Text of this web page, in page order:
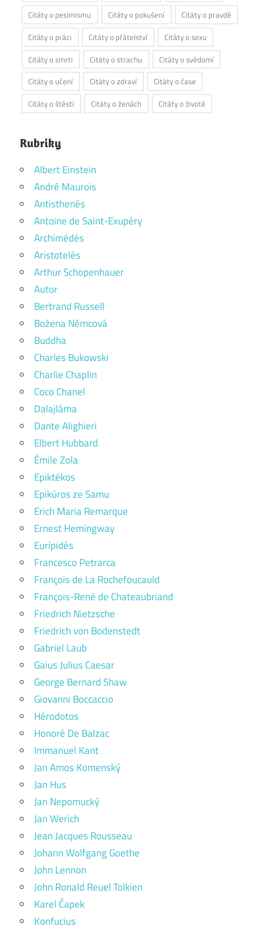
Citáty o pesimismu Citáty o pokušení
Citáty o pravdě
Citáty o práci
Citáty o přátelství
Citáty o sexu
Citáty o smrti
Citáty o strachu
Citáty o svědomí
Citáty o učení
Citáty o zdraví
Citáty o čase
Citáty o štěstí
Citáty o ženách Citáty o životě
Rubriky
Albert Einstein
André Maurois
Antisthenés
Antoine de Saint-Exupéry
Archimédés
Aristotelés
Arthur Schopenhauer
Autor
Bertrand Russell
Božena Němcová
Buddha
Charles Bukowski
Charlie Chaplin
Coco Chanel
Dalajláma
Dante Alighieri
Elbert Hubbard
Émile Zola
Epiktékos
Epikúros ze Samu
Erich Maria Remarque
Ernest Hemingway
Eurípidés
Francesco Petrarca
François de La Rochefoucauld
François-René de Chateaubriand
Friedrich Nietzsche
Friedrich von Bodenstedt
Gabriel Laub
Gaius Julius Caesar
George Bernard Shaw
Giovanni Boccaccio
Hérodotos
Honoré De Balzac
Immanuel Kant
Jan Amos Komenský
Jan Hus
Jan Nepomucký
Jan Werich
Jean Jacques Rousseau
Johann Wolfgang Goethe
John Lennon
John Ronald Reuel Tolkien
Karel Čapek
Konfucius